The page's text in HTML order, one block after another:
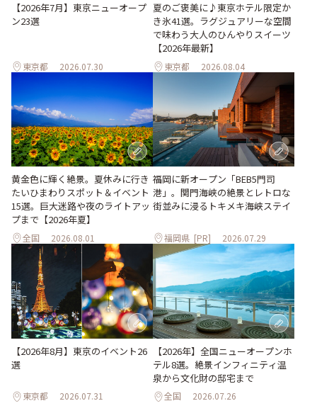
【2026年7月】東京ニューオープ
ン23選
東京都 2026.07.30
夏のご褒美に♪東京ホテル限定か
き氷41選。ラグジュアリーな空間
で味わう大人のひんやりスイーツ
【2026年最新】
東京都 2026.08.04
黄金色に輝く絶景。夏休みに行き
たいひまわりスポット＆イベント
15選。巨大迷路や夜のライトアッ
プまで【2026年夏】
全国 2026.08.01
福岡に新オープン「BEB5門司
港」。関門海峡の絶景とレトロな
街並みに浸るトキメキ海峡ステイ
福岡県 [PR] 2026.07.29
【2026年8月】東京のイベント26
選
東京都 2026.07.31
【2026年】全国ニューオープンホ
テル8選。絶景インフィニティ温
泉から文化財の邸宅まで
全国 2026.07.26